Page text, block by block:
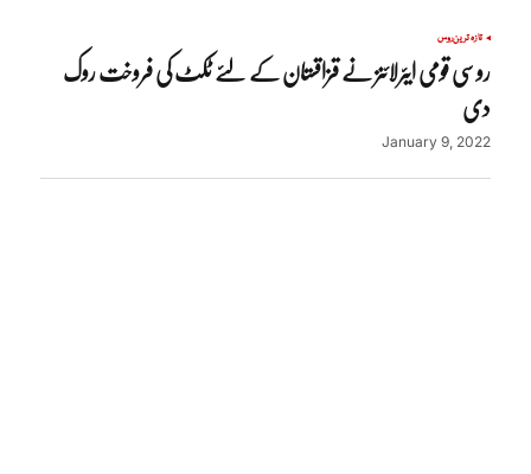
تازہ ترینروس
روسی قومی ایئرلائنز نے قزاقستان کے لئے ٹکٹ کی فروخت روک
دی
January 9, 2022